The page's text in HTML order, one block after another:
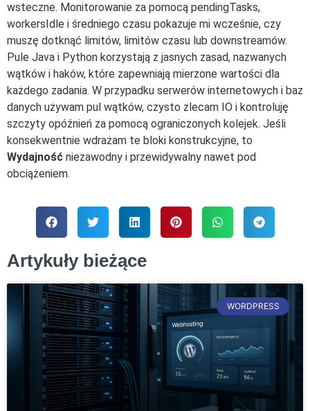
wsteczne. Monitorowanie za pomocą pendingTasks,
workersIdle i średniego czasu pokazuje mi wcześnie, czy
muszę dotknąć limitów, limitów czasu lub downstreamów.
Pule Java i Python korzystają z jasnych zasad, nazwanych
wątków i haków, które zapewniają mierzone wartości dla
każdego zadania. W przypadku serwerów internetowych i baz
danych używam pul wątków, czysto zlecam IO i kontroluję
szczyty opóźnień za pomocą ograniczonych kolejek. Jeśli
konsekwentnie wdrażam te bloki konstrukcyjne, to
Wydajność niezawodny i przewidywalny nawet pod
obciążeniem.
Artykuły bieżące
WORDPRESS